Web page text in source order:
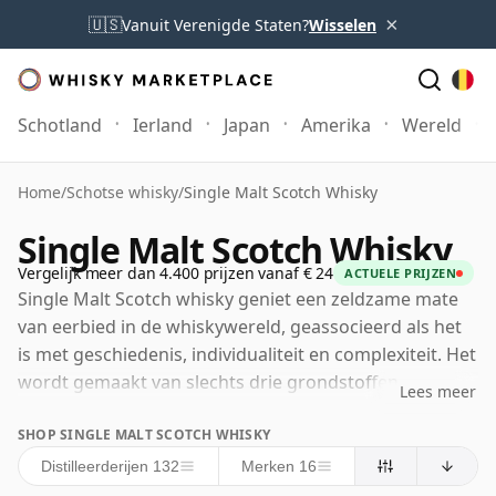
🇺🇸Vanuit Verenigde Staten?Wisselen ×
Schotland Ierland Japan Amerika Wereld
Home/Schotse whisky/Single Malt Scotch Whisky
Single Malt Scotch Whisky
Vergelijk meer dan 4.400 prijzen vanaf € 24 ACTUELE PRIJZEN
Single Malt Scotch whisky geniet een zeldzame mate
van eerbied in de whiskywereld, geassocieerd als het
is met geschiedenis, individualiteit en complexiteit. Het
wordt gemaakt van slechts drie grondstoffen —
worden in één enkele distilleerderij door
batchdistillatie in koperen pot stills. Het moet
Lees meer
SHOP SINGLE MALT SCOTCH WHISKY
Distilleerderijen 132 Merken 16